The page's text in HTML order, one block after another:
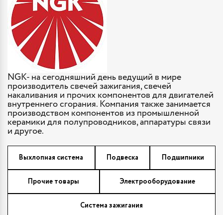
NGK- на сегодняшний день ведущий в мире
производитель свечей зажигания, свечей
накаливания и прочих компонентов для двигателей
внутреннего сгорания. Компания также занимается
производством компонентов из промышленной
керамики для полупроводников, аппаратуры связи
и другое.
Выхлопная система Подвеска Подшипники
Прочие товары Электрооборудование
Система зажигания